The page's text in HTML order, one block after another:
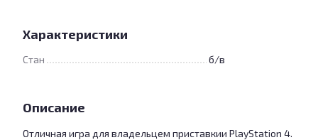
Характеристики
Стан б/в
Описание
Отличная игра для владельцем приставкии PlayStation 4.